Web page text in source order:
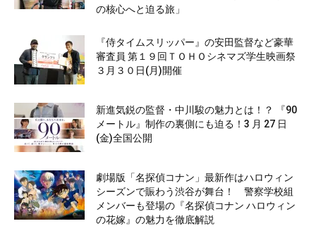
の核心へと迫る旅」
『侍タイムスリッパー』の安田監督など豪華
審査員 第１９回ＴＯＨＯシネマズ学生映画祭
３月３０日(月)開催
新進気鋭の監督・中川駿の魅力とは！？ 『90
メートル』制作の裏側にも迫る！3 月 27 日
(金)全国公開
劇場版「名探偵コナン」最新作はハロウィン
シーズンで賑わう渋谷が舞台！ 警察学校組
メンバーも登場の『名探偵コナン ハロウィン
の花嫁』の魅力を徹底解説